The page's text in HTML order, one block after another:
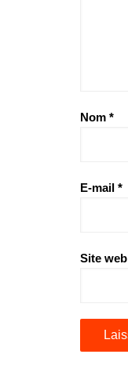
Nom *
E-mail *
Site web